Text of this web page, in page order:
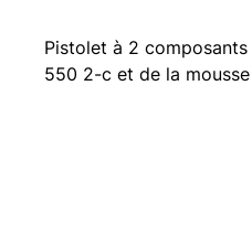
Pistolet à 2
550 2-c et de la